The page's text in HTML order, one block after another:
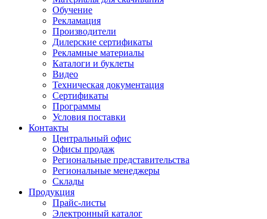
Обучение
Рекламация
Производители
Дилерские сертификаты
Рекламные материалы
Каталоги и буклеты
Видео
Техническая документация
Сертификаты
Программы
Условия поставки
Контакты
Центральный офис
Офисы продаж
Региональные представительства
Региональные менеджеры
Склады
Продукция
Прайс-листы
Электронный каталог